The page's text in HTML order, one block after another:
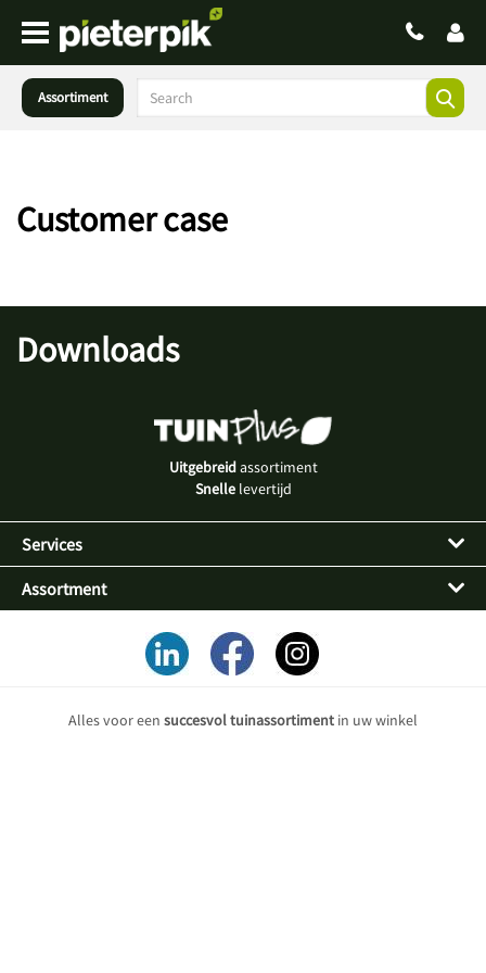
Assortiment
Customer case
Downloads
Uitgebreidassortiment
Snellelevertijd
Services
Assortment
Alles voor een succesvol tuinassortiment in uw winkel